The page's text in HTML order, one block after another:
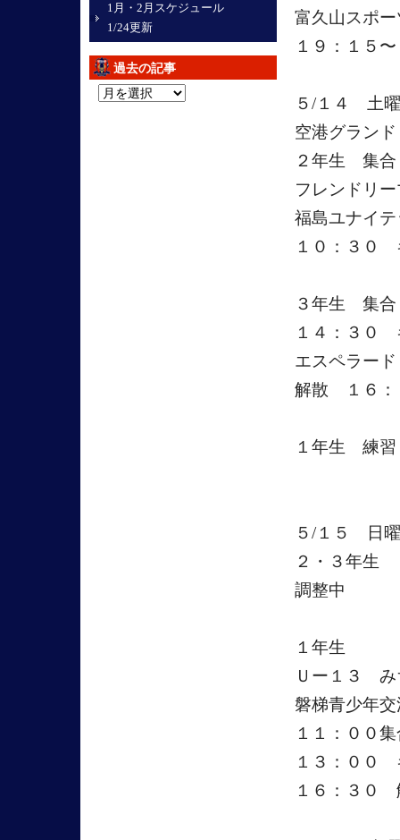
富久山スポ
１９：１５
５/１４ 土
空港グランド
２年生 集
フレンドリ
福島ユナイ
１０：３０
３年生 集
１４：３０
エスペラー
解散 １６：
１年生 練
５/１５ 日
２・３年生
調整中
１年生
Ｕー１３ み
磐梯青少年
１１：００
１３：００
１６：３０
1月・2月スケジュール
1/24更新
過去の記事